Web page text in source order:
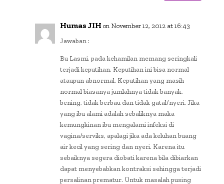
Humas JIH on November 12, 2012 at 16:43
Jawaban :
Bu Lasmi, pada kehamilan memang seringkali
terjadi keputihan. Keputihan ini bisa normal
ataupun abnormal. Keputihan yang masih
normal biasanya jumlahnya tidak banyak,
bening, tidak berbau dan tidak gatal/nyeri. Jika
yang ibu alami adalah sebaliknya maka
kemungkinan ibu mengalami infeksi di
vagina/serviks, apalagi jika ada keluhan buang
air kecil yang sering dan nyeri. Karena itu
sebaiknya segera diobati karena bila dibiarkan
dapat menyebabkan kontraksi sehingga terjadi
persalinan prematur. Untuk masalah pusing